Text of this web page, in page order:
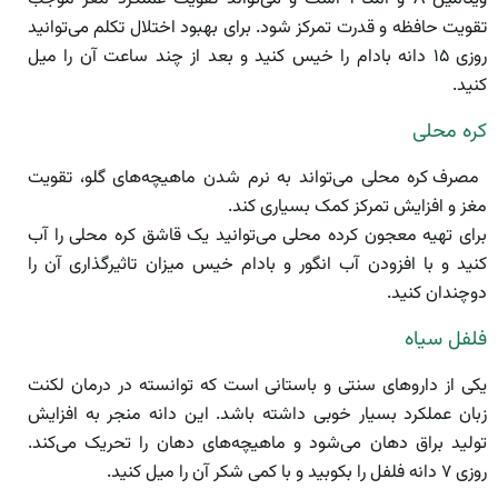
تقویت حافظه و قدرت تمرکز شود. برای بهبود اختلال تکلم می‌توانید
روزی ۱۵ دانه بادام را خیس کنید و بعد از چند ساعت آن را میل
کنید.
کره محلی
مصرف کره محلی می‌تواند به نرم شدن ماهیچه‌های گلو، تقویت
مغز و افزایش تمرکز کمک بسیاری کند.
برای تهیه معجون کرده محلی می‌توانید یک قاشق کره محلی را آب
کنید و با افزودن آب انگور و بادام خیس میزان تاثیرگذاری آن را
دوچندان کنید.
فلفل سیاه
یکی از داروهای سنتی و باستانی است که توانسته در درمان لکنت
زبان عملکرد بسیار خوبی داشته باشد. این دانه منجر به افزایش
تولید براق دهان می‌شود و ماهیچه‌های دهان را تحریک می‌کند.
روزی ۷ دانه فلفل را بکوبید و با کمی شکر آن را میل کنید.